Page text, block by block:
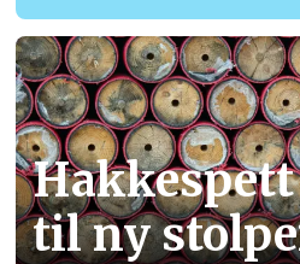
til ny